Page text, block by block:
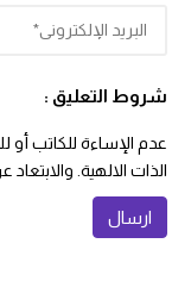
شروط التعليق :
عدم الإساءة للكاتب
الذات الالهية.